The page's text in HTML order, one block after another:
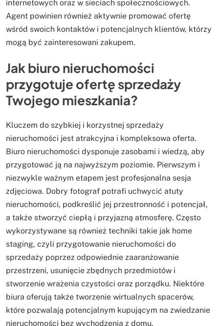
internetowych oraz w sieciach społecznościowych.
Agent powinien również aktywnie promować ofertę
wśród swoich kontaktów i potencjalnych klientów, którzy
mogą być zainteresowani zakupem.
Jak biuro nieruchomości
przygotuje ofertę sprzedaży
Twojego mieszkania?
Kluczem do szybkiej i korzystnej sprzedaży
nieruchomości jest atrakcyjna i kompleksowa oferta.
Biuro nieruchomości dysponuje zasobami i wiedzą, aby
przygotować ją na najwyższym poziomie. Pierwszym i
niezwykle ważnym etapem jest profesjonalna sesja
zdjęciowa. Dobry fotograf potrafi uchwycić atuty
nieruchomości, podkreślić jej przestronność i potencjał,
a także stworzyć ciepłą i przyjazną atmosferę. Często
wykorzystywane są również techniki takie jak home
staging, czyli przygotowanie nieruchomości do
sprzedaży poprzez odpowiednie zaaranżowanie
przestrzeni, usunięcie zbędnych przedmiotów i
stworzenie wrażenia czystości oraz porządku. Niektóre
biura oferują także tworzenie wirtualnych spacerów,
które pozwalają potencjalnym kupującym na zwiedzanie
nieruchomości bez wychodzenia z domu.